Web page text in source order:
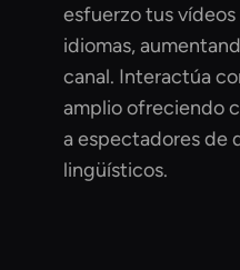
esfuerzo tus vídeos
idiomas,
canal. Interactúa
amplio ofreciendo
a espectadores de
lingüísticos.